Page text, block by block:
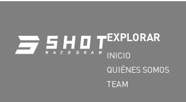
EXPLORAR
INICIO
QUIÉNES SOMOS
TEAM